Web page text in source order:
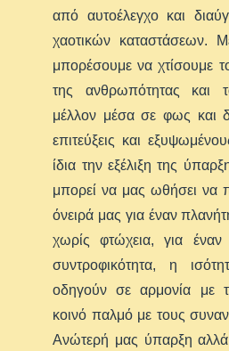
από αυτοέλεγχο και
χαοτικών καταστάσεων.
μπορέσουμε να χτίσουμε
της ανθρωπότητας και
μέλλον μέσα σε φως και
επιτεύξεις και
ίδια την εξέλιξη της
μπορεί να μας ωθήσει να
όνειρά μας για έναν
χωρίς φτώχεια, για
συντροφικότητα, η
οδηγούν σε αρμονία με
κοινό παλμό με τους
Ανώτερή μας ύπαρξη